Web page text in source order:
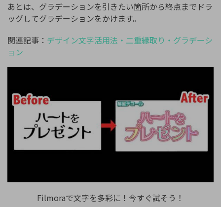
あとは、グラデーションを引きたい箇所から終点までドラ
ッグしてグラデーションをかけます。
関連記事： デザイン文字活用法・二重縁取り・グラデーシ
ョン
Filmoraで文字を多彩に！今すぐ試そう！